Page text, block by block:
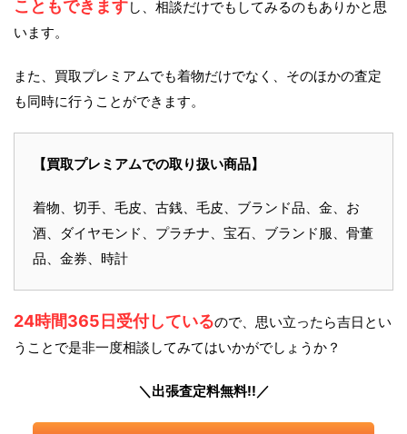
こともできますし、相談だけでもしてみるのもありかと思
います。
また、買取プレミアムでも着物だけでなく、そのほかの査定
も同時に行うことができます。
【買取プレミアムでの取り扱い商品】
着物、切手、毛皮、古銭、毛皮、ブランド品、金、お
酒、ダイヤモンド、プラチナ、宝石、ブランド服、骨董
品、金券、時計
24時間365日受付しているので、思い立ったら吉日とい
うことで是非一度相談してみてはいかがでしょうか？
＼出張査定料無料!!／